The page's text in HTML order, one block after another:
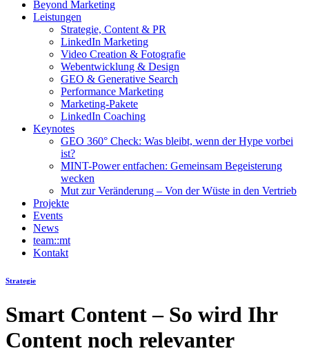
Beyond Marketing
Leistungen
Strategie, Content & PR
LinkedIn Marketing
Video Creation & Fotografie
Webentwicklung & Design
GEO & Generative Search
Performance Marketing
Marketing-Pakete
LinkedIn Coaching
Keynotes
GEO 360° Check: Was bleibt, wenn der Hype vorbei
ist?
MINT-Power entfachen: Gemeinsam Begeisterung
wecken
Mut zur Veränderung – Von der Wüste in den Vertrieb
Projekte
Events
News
team::mt
Kontakt
Strategie
Smart Content – So wird Ihr
Content noch relevanter